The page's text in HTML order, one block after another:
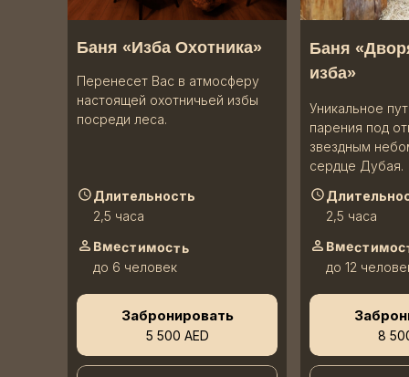
Забронировать
5 500 AED
2,5 часа
Длительность
до 6 человек
Вместимость
Баня «Изба Охотника»
Перенесет Вас в атмосферу
настоящей охотничьей избы
посреди леса.
8
2,5 часа
до 12
Баня
изба»
Уникальное
парения под
звездным
сердце Дубая.